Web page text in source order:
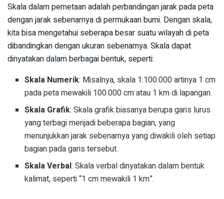
Skala dalam pemetaan adalah perbandingan jarak pada peta
dengan jarak sebenarnya di permukaan bumi. Dengan skala,
kita bisa mengetahui seberapa besar suatu wilayah di peta
dibandingkan dengan ukuran sebenarnya. Skala dapat
dinyatakan dalam berbagai bentuk, seperti:
Skala Numerik: Misalnya, skala 1:100.000 artinya 1 cm
pada peta mewakili 100.000 cm atau 1 km di lapangan.
Skala Grafik: Skala grafik biasanya berupa garis lurus
yang terbagi menjadi beberapa bagian, yang
menunjukkan jarak sebenarnya yang diwakili oleh setiap
bagian pada garis tersebut.
Skala Verbal: Skala verbal dinyatakan dalam bentuk
kalimat, seperti “1 cm mewakili 1 km”.